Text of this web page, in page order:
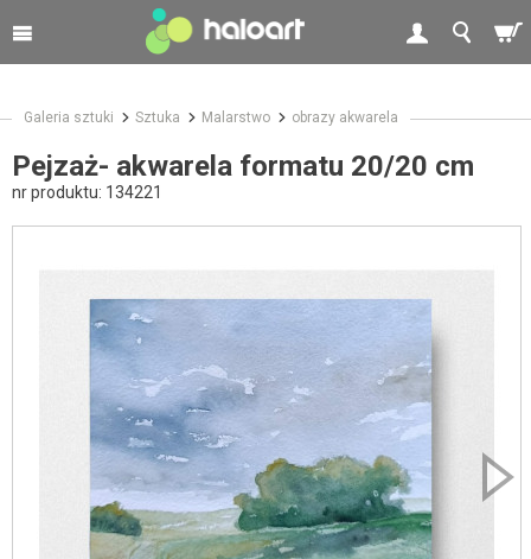
Galeria sztuki Sztuka Malarstwo obrazy akwarela
Pejzaż- akwarela formatu 20/20 cm
nr produktu: 134221